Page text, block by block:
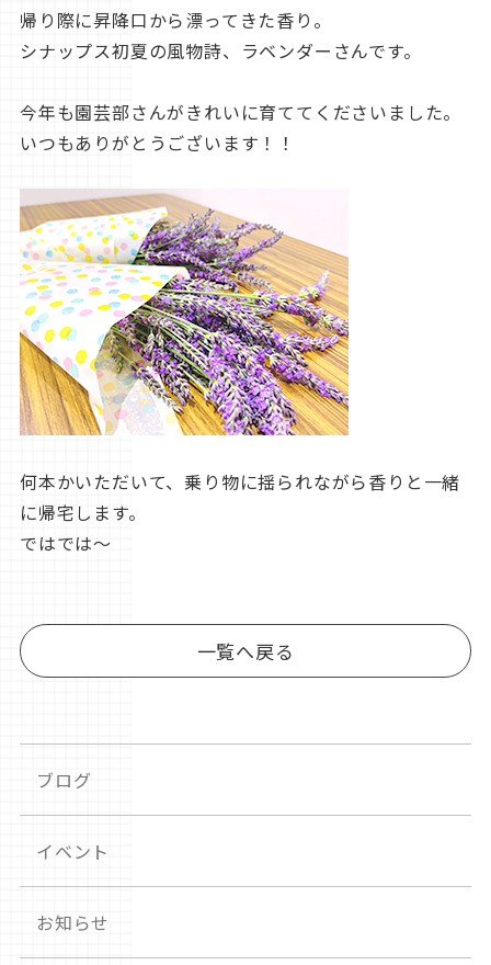
帰り際に昇降口から漂ってきた香り。
シナップス初夏の風物詩、ラベンダーさんです。
今年も園芸部さんがきれいに育ててくださいました。
いつもありがとうございます！！
何本かいただいて、乗り物に揺られながら香りと一緒
に帰宅します。
ではでは〜
一覧へ戻る
ブログ
イベント
お知らせ